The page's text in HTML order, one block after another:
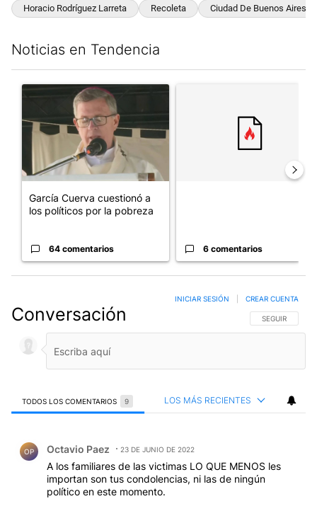
Horacio Rodríguez Larreta Recoleta Ciudad De Buenos Aires
Noticias en Tendencia
Un artículo de tendencia con el título "García Cuerva
García Cuerva cuestionó a
los políticos por la pobreza
64 comentarios 6 comentarios
Conversación SIGA ESTA
SEGUIR
INICIAR SESIÓN CREAR CUENTA
TODOS LOS COMENTARIOS 9 LOS MÁS RECIENTES
OP Octavio Paez 23 DE JUNIO DE 2022
A los familiares de las victimas LO QUE MENOS les
importan son tus condolencias, ni las de ningún
político en este momento.